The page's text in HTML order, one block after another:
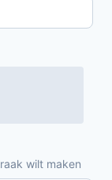
wilt maken